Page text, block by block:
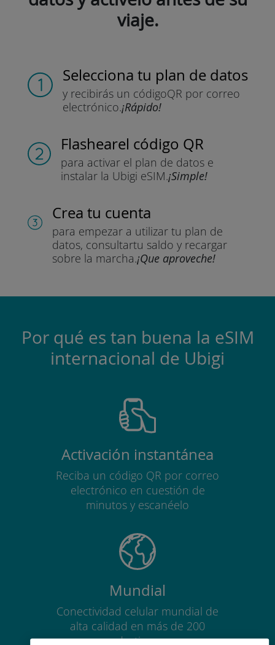
viaje.
Selecciona tu plan de datos
y recibirás un códigoQR por correo
electrónico.¡Rápido!
Flashearel código QR
para activar el plan de datos e
instalar la Ubigi eSIM.¡Simple!
Crea tu cuenta
para empezar a utilizar tu plan de
datos, consultartu saldo y recargar
sobre la marcha.¡Que aproveche!
Por qué es tan buena la eSIM
internacional de Ubigi
Activación instantánea
Reciba un código QR por correo
electrónico en cuestión de
minutos y escanéelo
Mundial
Conectividad celular mundial de
alta calidad en más de 200
destinos